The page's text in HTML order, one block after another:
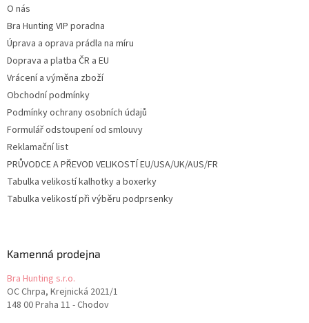
O nás
Bra Hunting VIP poradna
Úprava a oprava prádla na míru
Doprava a platba ČR a EU
Vrácení a výměna zboží
Obchodní podmínky
Podmínky ochrany osobních údajů
Formulář odstoupení od smlouvy
Reklamační list
PRŮVODCE A PŘEVOD VELIKOSTÍ EU/USA/UK/AUS/FR
Tabulka velikostí kalhotky a boxerky
Tabulka velikostí při výběru podprsenky
Kamenná prodejna
Bra Hunting s.r.o.
OC Chrpa, Krejnická 2021/1
148 00 Praha 11 - Chodov